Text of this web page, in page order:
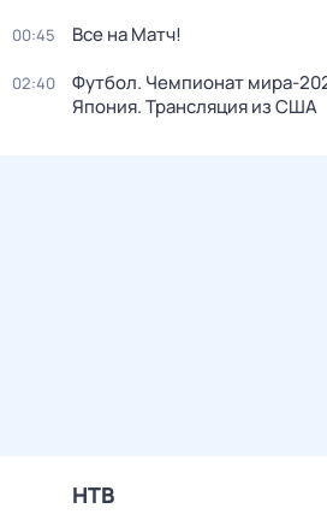
00:45 Все на Матч!
02:40
Футбол. Чемпионат мира-
Япония. Трансляция из США
НТВ